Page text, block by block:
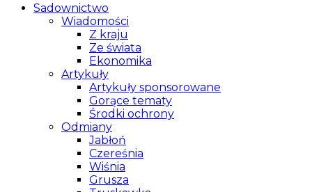
Sadownictwo
Wiadomości
Z kraju
Ze świata
Ekonomika
Artykuły
Artykuły sponsorowane
Gorące tematy
Środki ochrony
Odmiany
Jabłoń
Czereśnia
Wiśnia
Grusza